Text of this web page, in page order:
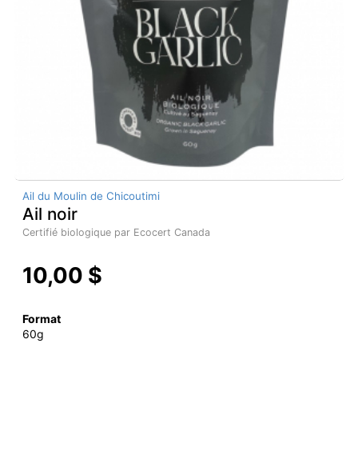
Ail du Moulin de Chicoutimi
Ail noir
Certifié biologique par Ecocert Canada
10,00 $
Format
60g